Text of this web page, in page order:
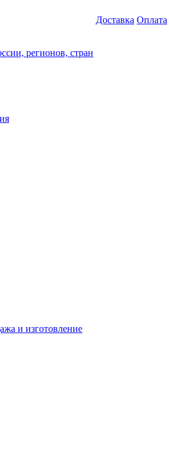
регионов, стран
Доставка Оплата